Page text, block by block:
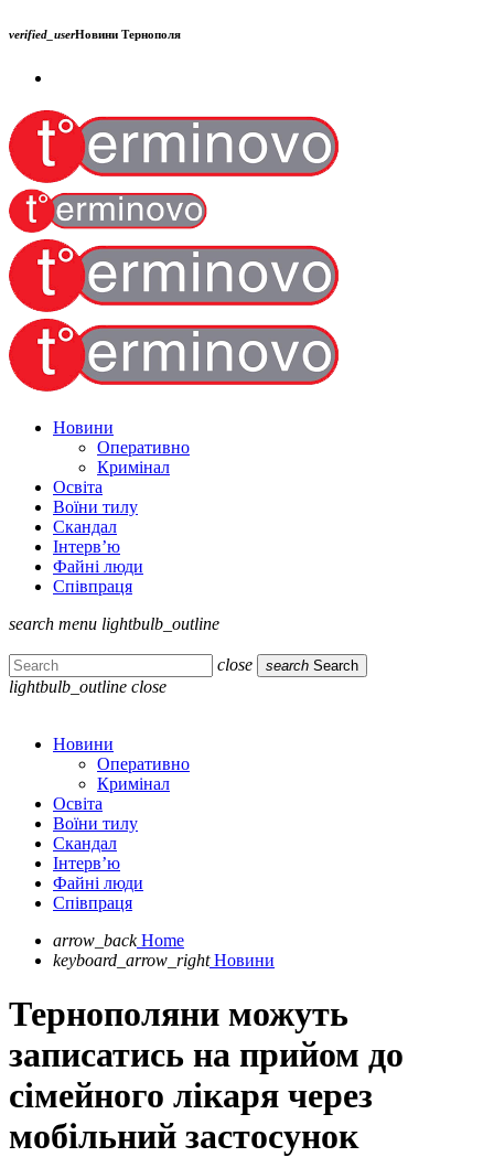
verified_userНовини Тернополя
Новини
Оперативно
Кримінал
Освіта
Воїни тилу
Скандал
Інтерв’ю
Файні люди
Співпраця
search menu lightbulb_outline
close search Search
lightbulb_outline close
Новини
Оперативно
Кримінал
Освіта
Воїни тилу
Скандал
Інтерв’ю
Файні люди
Співпраця
arrow_back Home
keyboard_arrow_right Новини
Тернополяни можуть
записатись на прийом до
сімейного лікаря через
мобільний застосунок